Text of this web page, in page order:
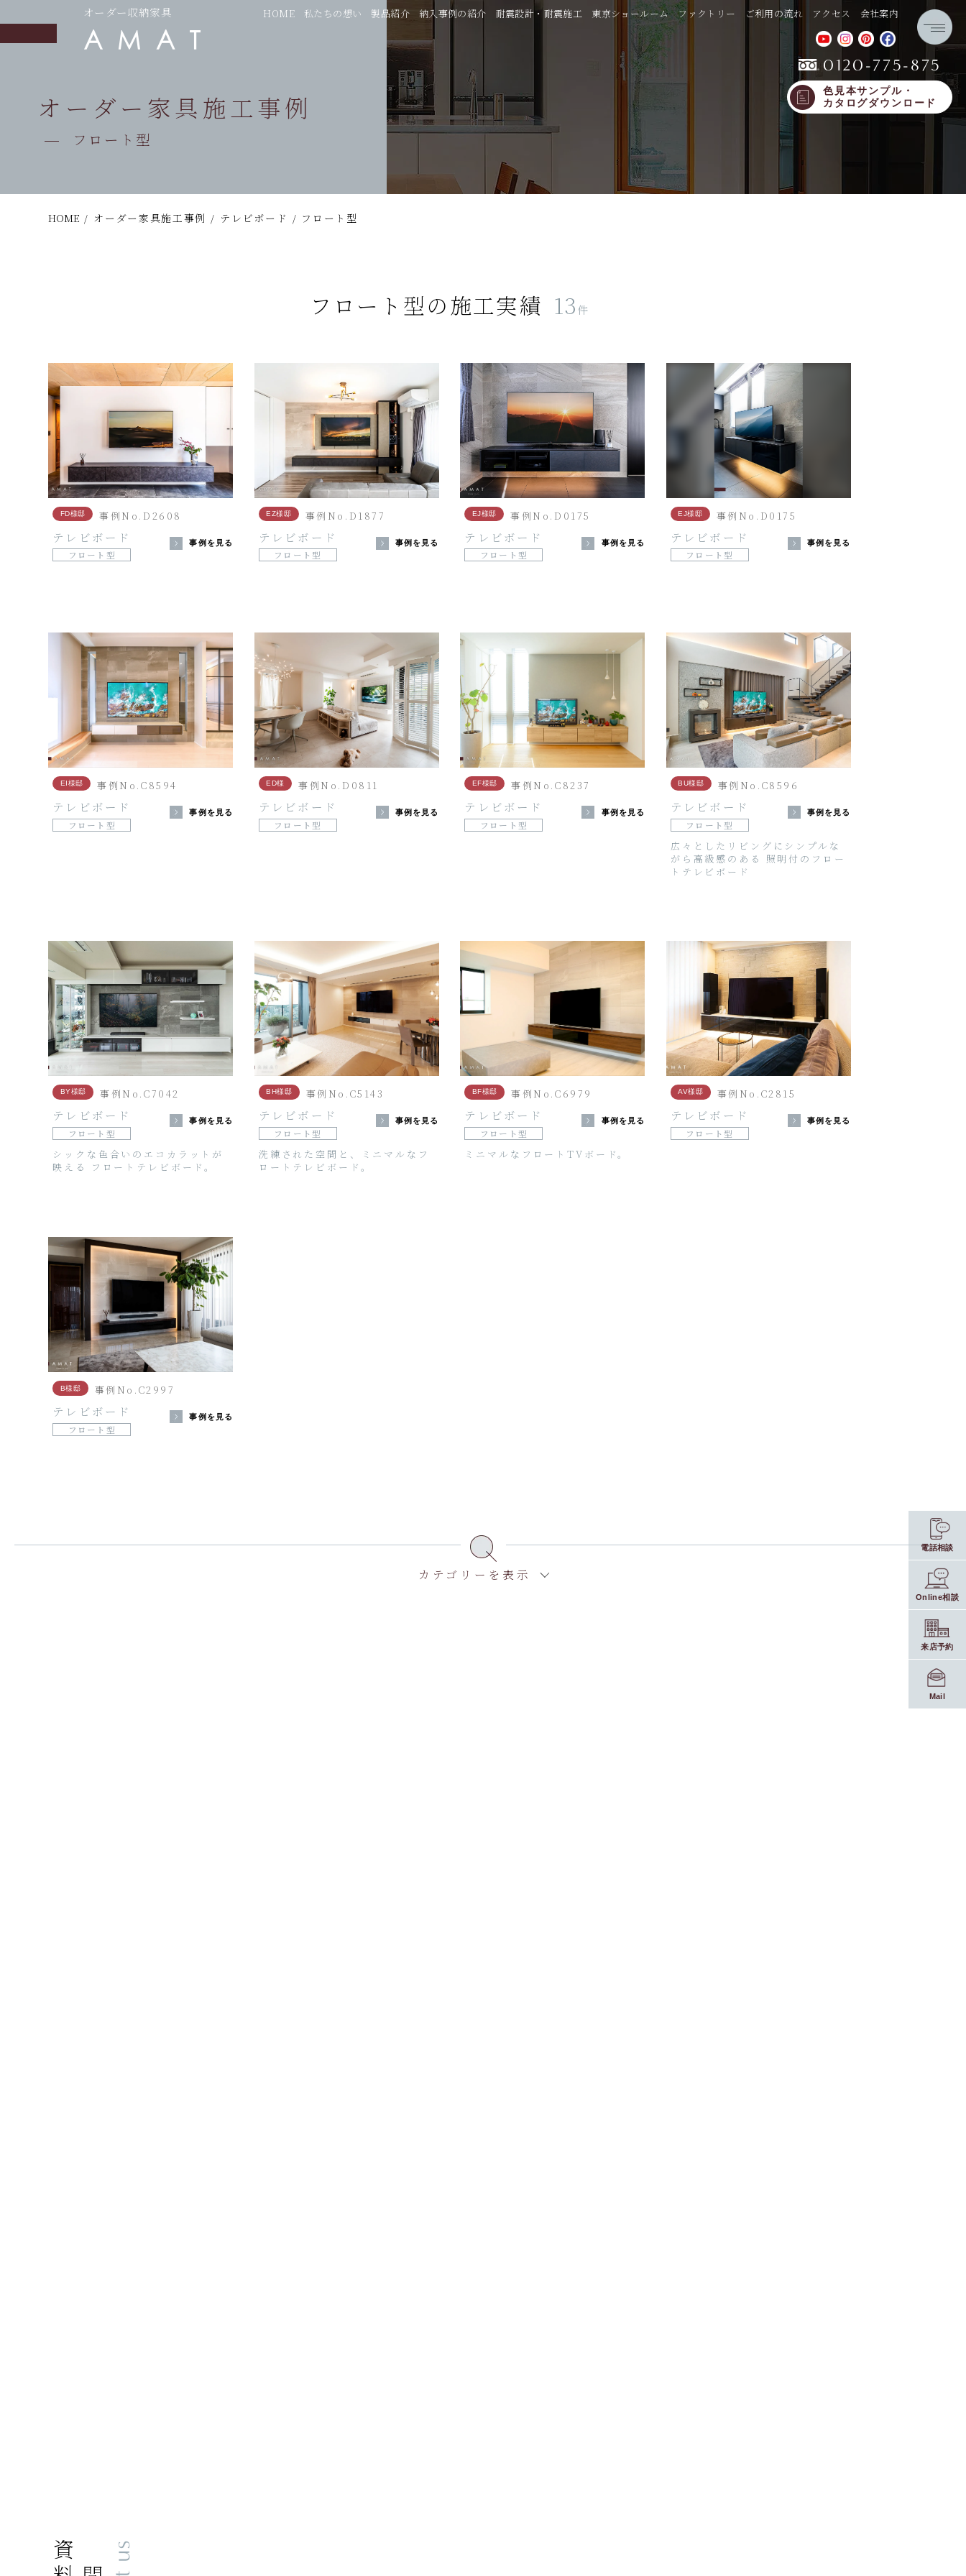
オーダー収納家具 HOME 私たちの想い 製品紹介 納入事例の紹介 耐震設計・耐震施工 東京ショールーム ファクトリー ご利用の流れ アクセス 会社案内
0120-775-875
色見本サンプル・
カタログダウンロード
オーダー家具施工事例
フロート型
HOME / オーダー家具施工事例 / テレビボード / フロート型
フロート型の施工実績 13件
FD様邸 事例No.D2608
テレビボード
フロート型
事例を見る
EZ様邸 事例No.D1877
テレビボード
フロート型
事例を見る
EJ様邸 事例No.D0175
テレビボード
フロート型
事例を見る
EJ様邸 事例No.D0175
テレビボード
フロート型
事例を見る
EI様邸 事例No.C8594
テレビボード
フロート型
事例を見る
ED様 事例No.D0811
テレビボード
フロート型
事例を見る
EF様邸 事例No.C8237
テレビボード
フロート型
事例を見る
BU様邸 事例No.C8596
テレビボード
フロート型
事例を見る
広々としたリビングにシンプルな
がら高級感のある 照明付のフロー
トテレビボード
BY様邸 事例No.C7042
テレビボード
フロート型
事例を見る
シックな色合いのエコカラットが
映える フロートテレビボード。
BH様邸 事例No.C5143
テレビボード
フロート型
事例を見る
洗練された空間と、ミニマルなフ
ロートテレビボード。
BF様邸 事例No.C6979
テレビボード
フロート型
事例を見る
ミニマルなフロートTVボード。
AV様邸 事例No.C2815
テレビボード
フロート型
事例を見る
B様邸 事例No.C2997
テレビボード
フロート型
事例を見る
カテゴリーを表示
電話相談
Online相談
来店予約
Mail